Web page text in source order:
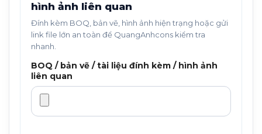
hình ảnh liên quan
Đính kèm BOQ, bản vẽ, hình ảnh hiện trạng hoặc gửi
link file lớn an toàn để QuangAnhcons kiểm tra
nhanh.
BOQ / bản vẽ / tài liệu đính kèm / hình ảnh
liên quan